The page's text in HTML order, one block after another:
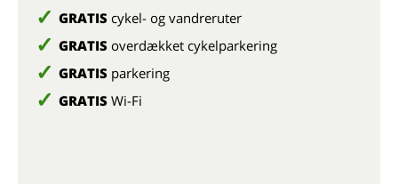
GRATIS cykel- og vandreruter
GRATIS overdækket cykelparkering
GRATIS parkering
GRATIS Wi-Fi